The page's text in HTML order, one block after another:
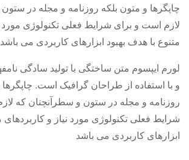
چاپگرها و متون بلکه روزنامه و مجله در
لازم است و برای شرایط فعلی تکنولوژی مورد
متنوع با هدف بهبود ابزارهای کاربردی می باشد
لورم ایپسوم متن ساختگی با تولید سادگی
و با استفاده از طراحان گرافیک است.
روزنامه و مجله در ستون و سطرآنچنان که
شرایط فعلی تکنولوژی مورد نیاز و کاربردهای
ابزارهای کاربردی می باشد